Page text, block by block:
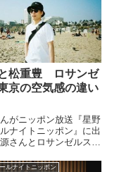
、なんと急遽飛び入り
梨憲武さんが登場！...
松重豊 ロサンゼ
京の空気感の違い
がニッポン放送『星野
ナイトニッポン』に出
さんとロサンゼルスと
について話していまし
ルナイトニッポン